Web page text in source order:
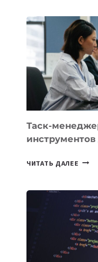
НОВЫЕ
ПО
Таск-
ЧИТАТЬ ДАЛЕЕ ТАСК-
ДЛЯ